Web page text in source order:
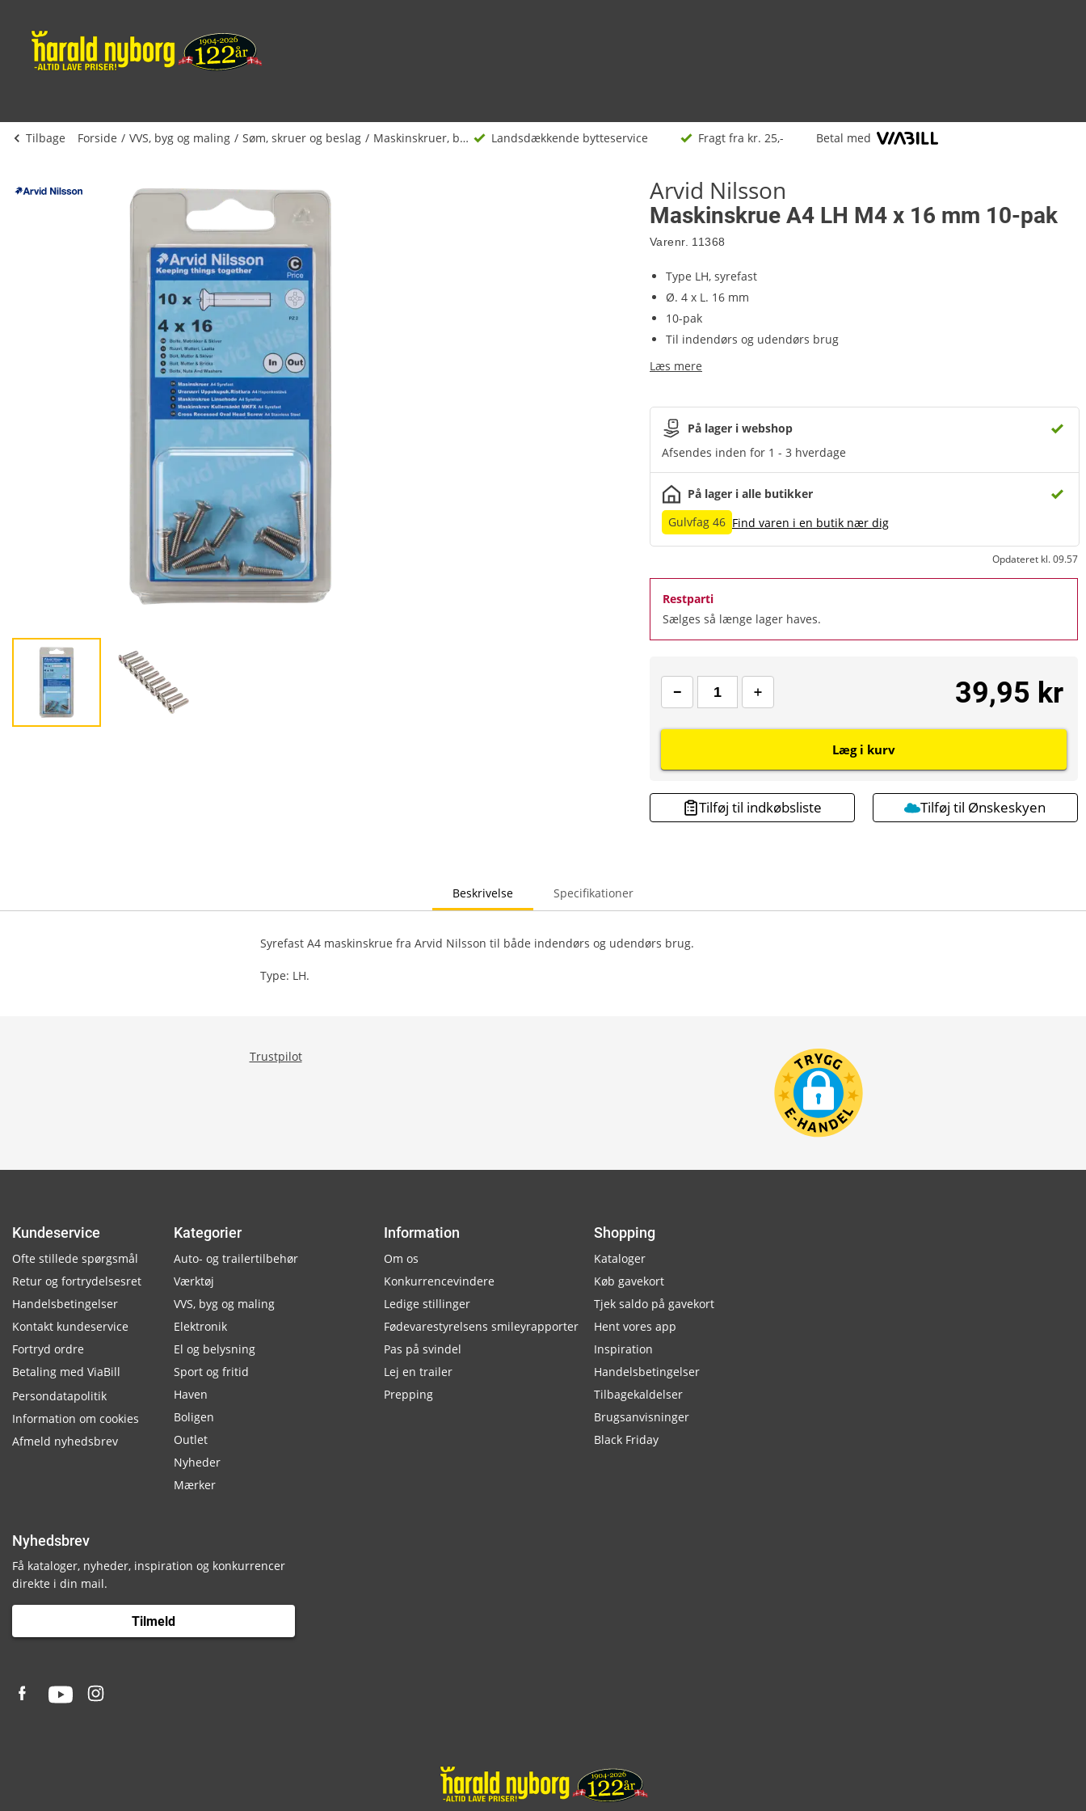
Tilbage Forside VVS, byg og maling Søm, skruer og beslag Maskinskruer, bolte og møtrikker Landsdækkende bytteservice Fragt fra kr. 25,- Betal med
Arvid Nilsson
Maskinskrue A4 LH M4 x 16 mm 10-pak
Varenr. 11368
Type LH, syrefast
Ø. 4 x L. 16 mm
10-pak
Til indendørs og udendørs brug
Læs mere
På lager i webshop
Afsendes inden for 1 - 3 hverdage
På lager i alle butikker
Gulvfag 46 Find varen i en butik nær dig
Opdateret kl. 09.57
Restparti
Sælges så længe lager haves.
39,95 kr
Læg i kurv
Tilføj til indkøbsliste Tilføj til Ønskeskyen
Beskrivelse Specifikationer
Syrefast A4 maskinskrue fra Arvid Nilsson til både indendørs og udendørs brug.
Type: LH.
Trustpilot
Kundeservice
Ofte stillede spørgsmål
Retur og fortrydelsesret
Handelsbetingelser
Kontakt kundeservice
Fortryd ordre
Betaling med ViaBill
Persondatapolitik
Information om cookies
Afmeld nyhedsbrev
Kategorier
Auto- og trailertilbehør
Værktøj
VVS, byg og maling
Elektronik
El og belysning
Sport og fritid
Haven
Boligen
Outlet
Nyheder
Mærker
Information
Om os
Konkurrencevindere
Ledige stillinger
Fødevarestyrelsens smileyrapporter
Pas på svindel
Lej en trailer
Prepping
Shopping
Kataloger
Køb gavekort
Tjek saldo på gavekort
Hent vores app
Inspiration
Handelsbetingelser
Tilbagekaldelser
Brugsanvisninger
Black Friday
Nyhedsbrev
Få kataloger, nyheder, inspiration og konkurrencer
direkte i din mail.
Tilmeld